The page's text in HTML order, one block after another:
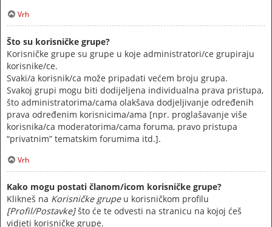
Vrh
Što su korisničke grupe?
Korisničke grupe su grupe u koje administratori/ce grupiraju
korisnike/ce.
Svaki/a korisnik/ca može pripadati većem broju grupa.
Svakoj grupi mogu biti dodijeljena individualna prava pristupa,
što administratorima/cama olakšava dodjeljivanje određenih
prava određenim korisnicima/ama [npr. proglašavanje više
korisnika/ca moderatorima/cama foruma, pravo pristupa
“privatnim” tematskim forumima itd.].
Vrh
Kako mogu postati članom/icom korisničke grupe?
Klikneš na Korisničke grupeu korisničkom profilu
[Profil/Postavke]što će te odvesti na stranicu na kojoj ćeš
vidjeti korisničke grupe.